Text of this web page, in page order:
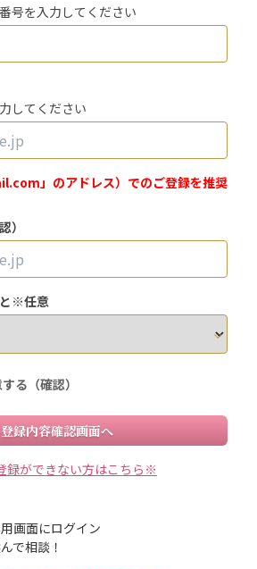
号を入力してください
してください
」のアドレス）でのご登録を推奨
）
※任意
る（確認）
登録内容確認画面へ
録ができない方はこちら※
画面にログイン
で相談！